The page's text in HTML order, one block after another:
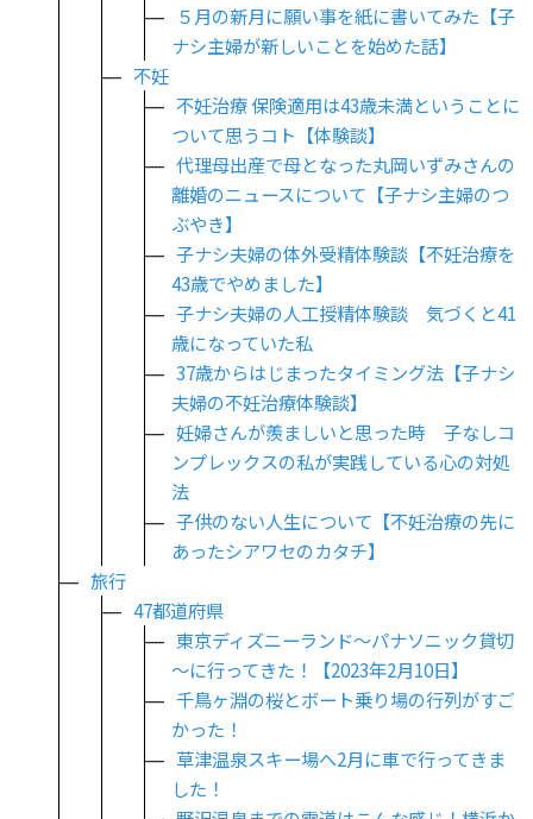
５月の新月に願い事を紙に書いてみた【子
ナシ主婦が新しいことを始めた話】
不妊
不妊治療 保険適用は43歳未満ということに
ついて思うコト【体験談】
代理母出産で母となった丸岡いずみさんの
離婚のニュースについて【子ナシ主婦のつ
ぶやき】
子ナシ夫婦の体外受精体験談【不妊治療を
43歳でやめました】
子ナシ夫婦の人工授精体験談 気づくと41
歳になっていた私
37歳からはじまったタイミング法【子ナシ
夫婦の不妊治療体験談】
妊婦さんが羨ましいと思った時 子なしコ
ンプレックスの私が実践している心の対処
法
子供のない人生について【不妊治療の先に
あったシアワセのカタチ】
旅行
47都道府県
東京ディズニーランド～パナソニック貸切
～に行ってきた！【2023年2月10日】
千鳥ヶ淵の桜とボート乗り場の行列がすご
かった！
草津温泉スキー場へ2月に車で行ってきま
した！